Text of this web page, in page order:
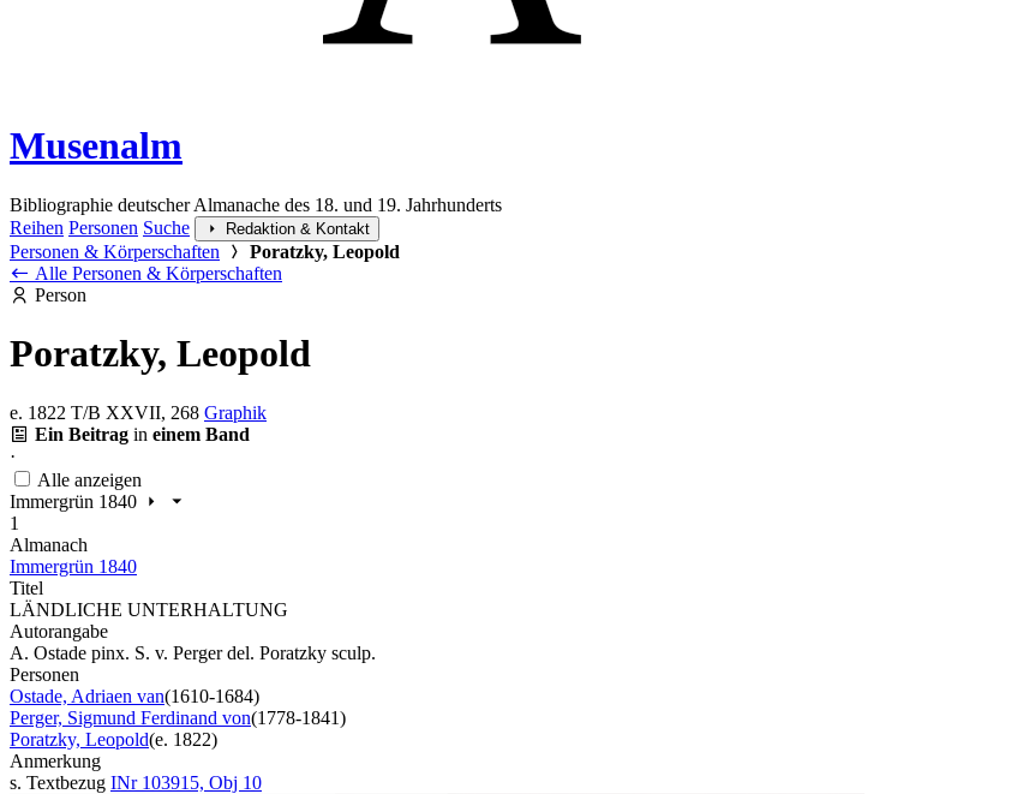
Musenalm
Bibliographie deutscher Almanache des 18. und 19. Jahrhunderts
Reihen Personen Suche Redaktion & Kontakt
Personen & Körperschaften
Poratzky, Leopold
Alle Personen & Körperschaften
Person
Poratzky, Leopold
e. 1822 T/B XXVII, 268 Graphik
Ein Beitrag in einem Band
·
Alle anzeigen
Immergrün 1840
1
Almanach
Immergrün 1840
Titel
LÄNDLICHE UNTERHALTUNG
Autorangabe
A. Ostade pinx. S. v. Perger del. Poratzky sculp.
Personen
Ostade, Adriaen van(1610-1684)
Perger, Sigmund Ferdinand von(1778-1841)
Poratzky, Leopold(e. 1822)
Anmerkung
s. Textbezug INr 103915, Obj 10